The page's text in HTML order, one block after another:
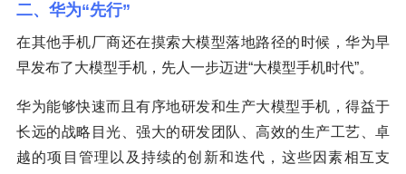
二、华为“先行”
在其他手机厂商还在摸索大模型落地路径的时候，华为早
早发布了大模型手机，先人一步迈进“大模型手机时代”。
华为能够快速而且有序地研发和生产大模型手机，得益于
长远的战略目光、强大的研发团队、高效的生产工艺、卓
越的项目管理以及持续的创新和迭代，这些因素相互支